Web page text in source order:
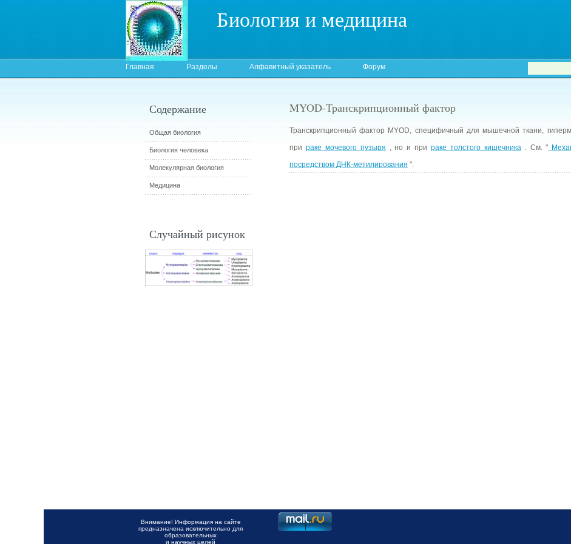
Биология и медицина
Главная Разделы Алфавитный указатель Форум
MYOD-Транскрипционный фактор
Транскрипционный фактор MYOD, специфичный для мышечной ткани,
при раке мочевого пузыря , но и при раке толстого кишечника. См. "
посредством ДНК-метилирования ".
Содержание
Общая биология
Биология человека
Молекулярная биология
Медицина
Случайный рисунок
Внимание! Информация на сайте
предназначена исключительно для
образовательных
и научных целей